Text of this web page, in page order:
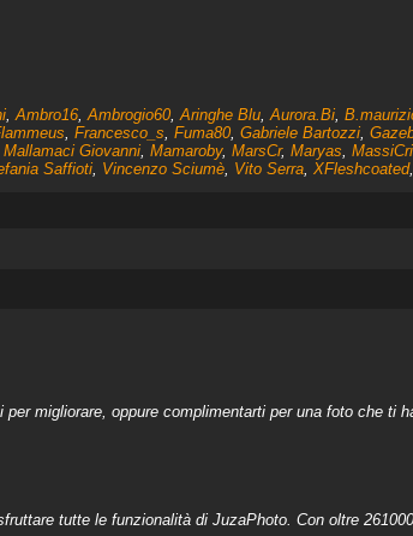
,Ambro16,Ambrogio60,Aringhe Blu,Aurora.Bi,
, Francesco_s, Fuma80, Gabriele Bartozzi,
Mallamaci Giovanni, Mamaroby, MarsCr, Maryas,
Saffioti, Vincenzo Sciumè, Vito Serra, XFleshcoated
migliorare, oppure complimentarti per una foto che ti
tutte le funzionalità di JuzaPhoto. Con oltre